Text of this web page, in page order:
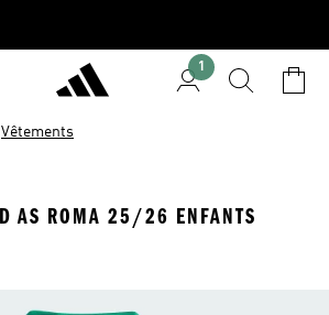
1
Vêtements
AS ROMA 25/26 ENFANTS